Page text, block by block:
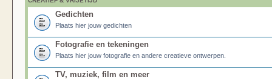
Gedichten
Plaats hier jouw gedichten
Fotografie en tekeningen
Plaats hier jouw fotografie en andere creatieve ontwerpen.
TV, muziek, film en meer